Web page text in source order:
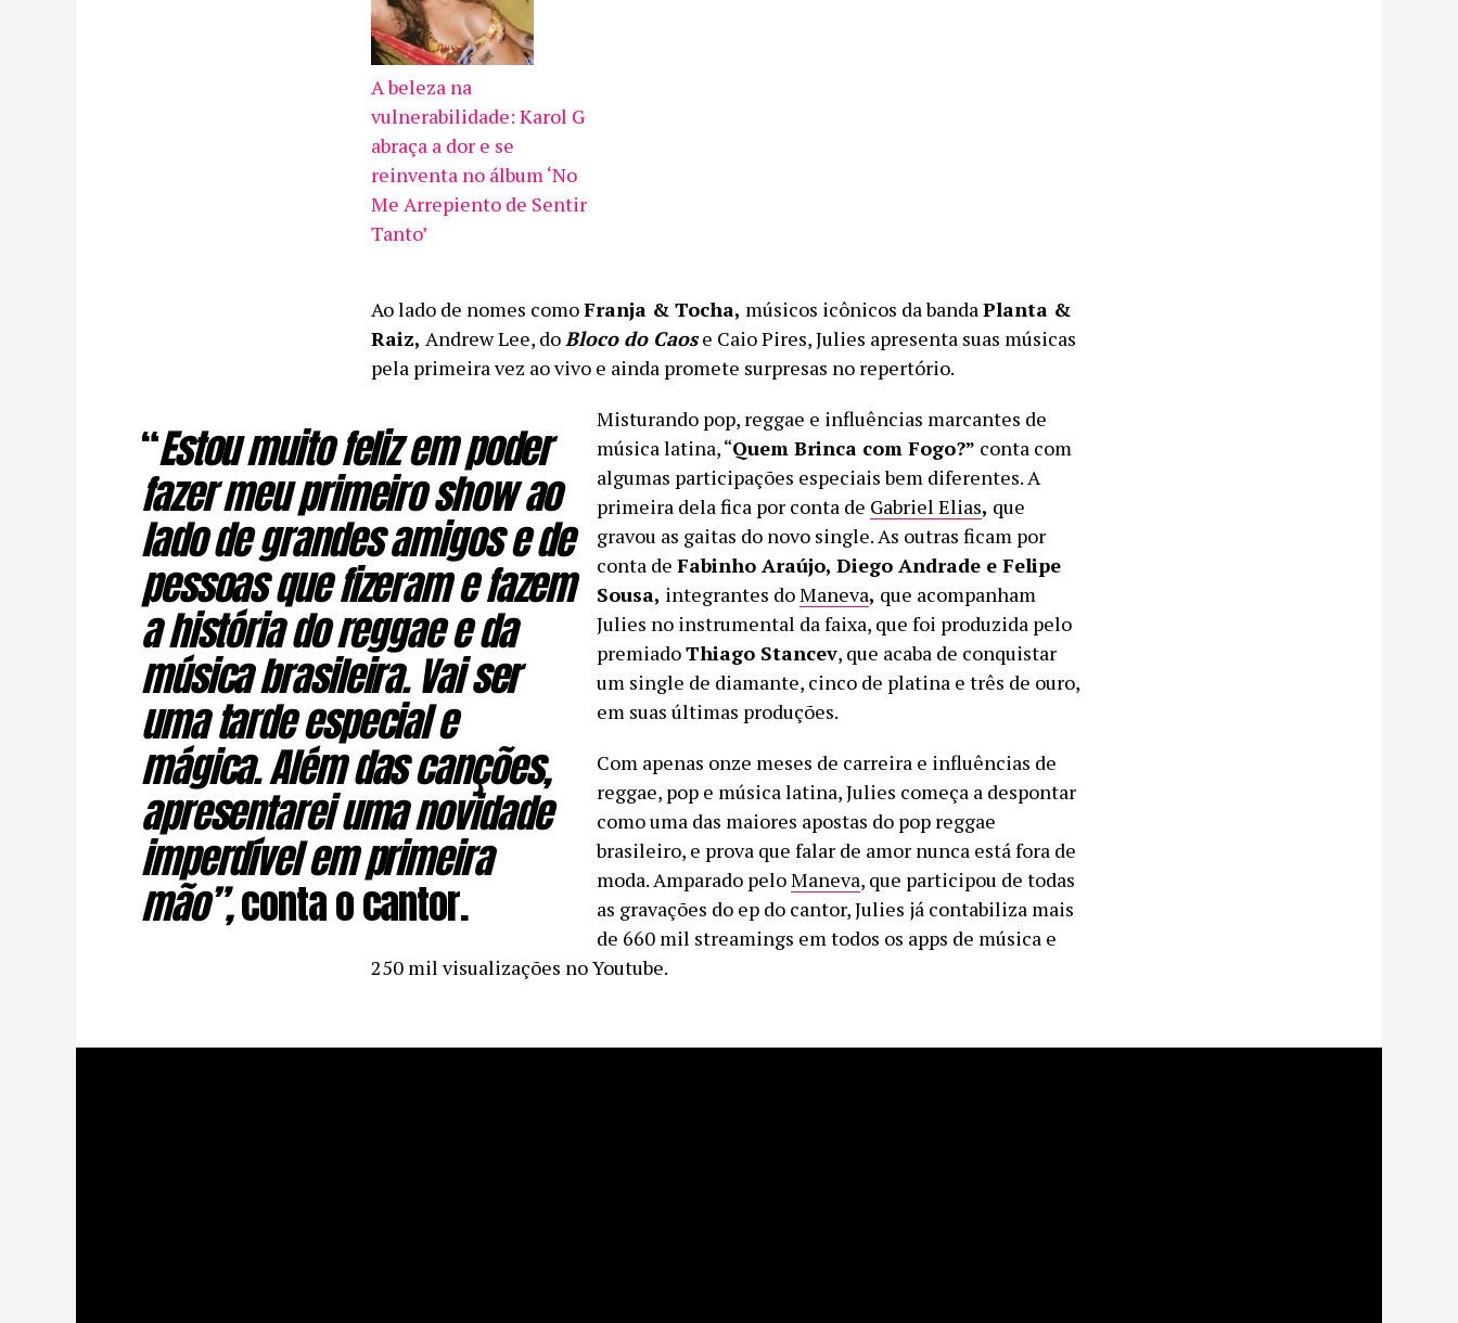
A beleza na
vulnerabilidade: Karol G
abraça a dor e se
reinventa no álbum ‘No
Me Arrepiento de Sentir
Tanto’
Ao lado de nomes comoFranja & Tocha, músicos icônicos da banda Planta &
Raiz, Andrew Lee, do Bloco do Caose Caio Pires, Julies apresenta suas músicas
pela primeira vez ao vivo e ainda promete surpresas no repertório.
“Estou muito feliz em poder
fazer meu primeiro show ao
lado de grandes amigos e de
pessoas que fizeram e fazem
a história do reggae e da
música brasileira. Vai ser
uma tarde especial e
mágica. Além das canções,
apresentarei uma novidade
imperdível em primeira
mão”,conta o cantor.
Misturando pop, reggae e influências marcantes de
música latina, “Quem Brinca com Fogo?” conta com
algumas participações especiais bem diferentes. A
primeira dela fica por conta de Gabriel Elias, que
gravou as gaitas do novo single. As outras ficam por
conta de Fabinho Araújo, Diego Andrade e Felipe
Sousa, integrantes doManeva, que acompanham
Julies no instrumental da faixa, que foi produzida pelo
premiadoThiago Stancev, que acaba de conquistar
um single de diamante, cinco de platina e três de ouro,
em suas últimas produções.
Com apenas onze meses de carreira e influências de
reggae, pop e música latina, Julies começa a despontar
como uma das maiores apostas do pop reggae
brasileiro, e prova que falar de amor nunca está fora de
moda. Amparado peloManeva, que participou de todas
as gravações do ep do cantor, Julies já contabiliza mais
de 660 mil streamings em todos os apps de música e
250 mil visualizações no Youtube.